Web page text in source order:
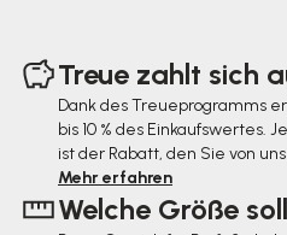
Treue zahlt sich
Dank des Treueprogramms
bis 10 % des Einkaufswertes.
ist der Rabatt, den Sie von
Mehr erfahren
Welche Größe